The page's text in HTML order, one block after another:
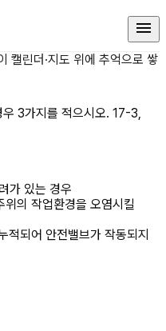
치하여여 하
캘린더·지도 위에 추억으로 쌓
3가지를 적으시오. 17-3,
가 있는 경우
의 작업환경을 오염시킬
적되어 안전밸브가 작동되지